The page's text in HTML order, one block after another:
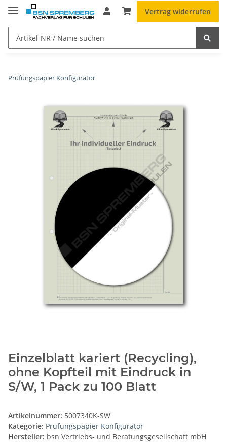
Vertrag widerrufen
Prüfungspapier Konfigurator
Einzelblatt kariert (Recycling),
ohne Kopfteil mit Eindruck in
S/W, 1 Pack zu 100 Blatt
Artikelnummer: 5007340K-SW
Kategorie: Prüfungspapier Konfigurator
Hersteller: bsn Vertriebs- und Beratungsgesellschaft mbH